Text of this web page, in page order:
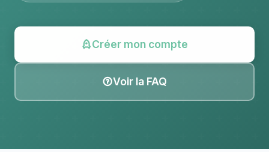
Créer mon compte
Voir la FAQ